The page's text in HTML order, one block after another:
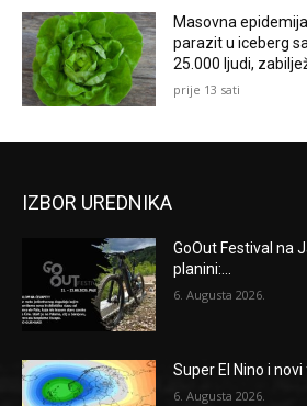
Masovna
parazit u iceberg
25.000 ljudi,
prije 13 sati
IZBOR UREDNIKA
GoOut Festival na
planini:...
6. Augusta 2026.
Super El Nino i
6. Augusta 2026.